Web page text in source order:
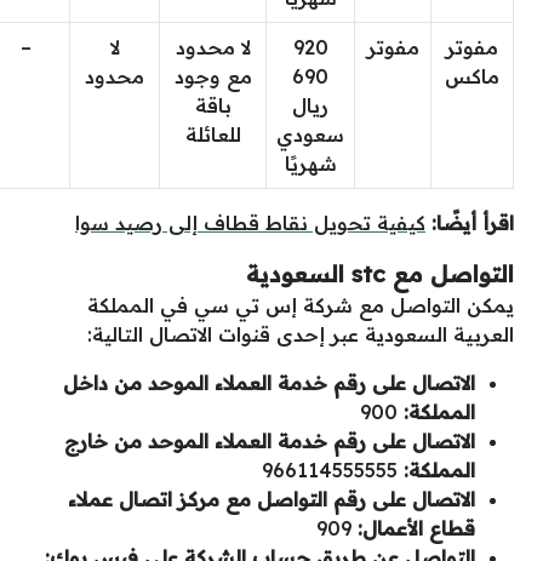
مفوتر
ماكس
مفوتر
920
690
ريال
سعودي
شهريًا
لا محدود
مع وجود
باقة
للعائلة
لا
محدود
–
اقرأ أيضًا: كيفية تحويل نقاط قطاف إلى رصيد سوا
التواصل مع stc السعودية
يمكن التواصل مع شركة إس تي سي في المملكة
العربية السعودية عبر إحدى قنوات الاتصال التالية:
الاتصال على رقم خدمة العملاء الموحد من داخل
المملكة:
الاتصال على رقم خدمة العملاء الموحد من خارج
المملكة:
الاتصال على رقم التواصل مع مركز اتصال عملاء
قطاع الأعمال: